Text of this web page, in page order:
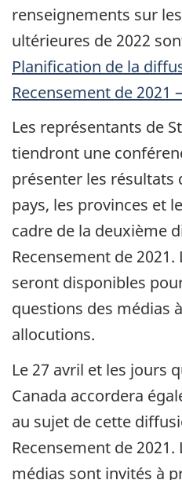
renseignements sur
ultérieures de 2022
Planification de la
Recensement de
Les représentants de
tiendront une
présenter les résultats
pays, les provinces et
cadre de la deuxième
Recensement de
seront disponibles
questions des médias
allocutions.
Le 27 avril et les jours
Canada accordera
au sujet de cette
Recensement de
médias sont invités à